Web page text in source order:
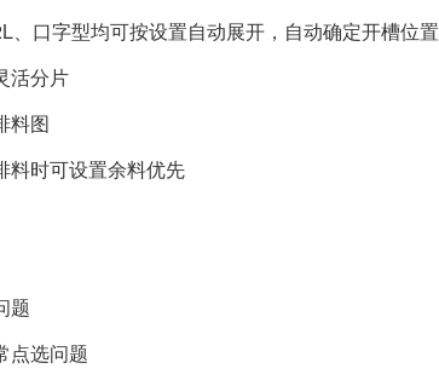
、口字型均可按设置自动展开，自动确定开槽位置
活分片
料图
料时可设置余料优先
题
点选问题